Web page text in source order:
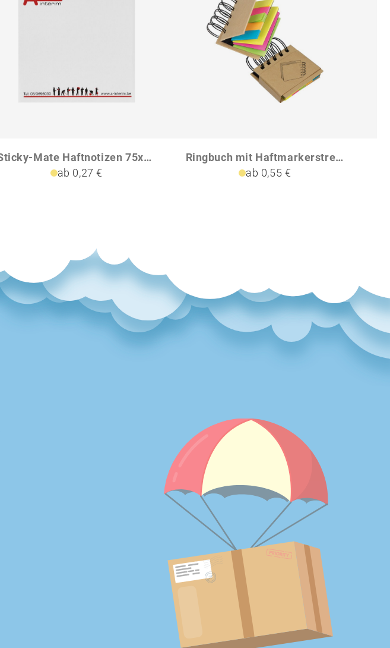
Sticky-Mate Haftnotizen 75x75 mm
ab 0,27 €
Ringbuch mit Haftmarkerstreifen und Haftnotizen BENEDYKTA
ab 0,55 €